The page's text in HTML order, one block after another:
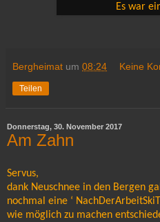
Es war
Bergheimat um 08:24 Keine
Teilen
Donnerstag, 30. November 2017
Am Zahn
Servus,
dank Neuschnee in den Bergen
nochmal eine ‘
wie möglich zu machen